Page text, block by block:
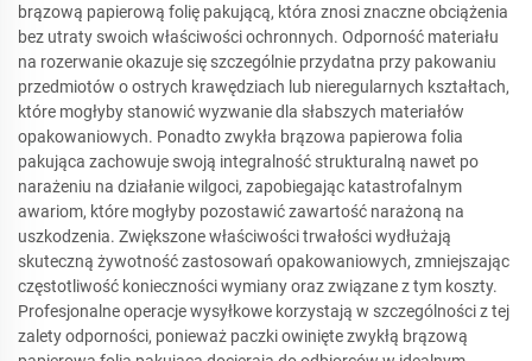
brązową papierową folię pakującą, która znosi znaczne obciążenia
bez utraty swoich właściwości ochronnych. Odporność materiału
na rozerwanie okazuje się szczególnie przydatna przy pakowaniu
przedmiotów o ostrych krawędziach lub nieregularnych kształtach,
które mogłyby stanowić wyzwanie dla słabszych materiałów
opakowaniowych. Ponadto zwykła brązowa papierowa folia
pakująca zachowuje swoją integralność strukturalną nawet po
narażeniu na działanie wilgoci, zapobiegając katastrofalnym
awariom, które mogłyby pozostawić zawartość narażoną na
uszkodzenia. Zwiększone właściwości trwałości wydłużają
skuteczną żywotność zastosowań opakowaniowych, zmniejszając
częstotliwość konieczności wymiany oraz związane z tym koszty.
Profesjonalne operacje wysyłkowe korzystają w szczególności z tej
zalety odporności, ponieważ paczki owinięte zwykłą brązową